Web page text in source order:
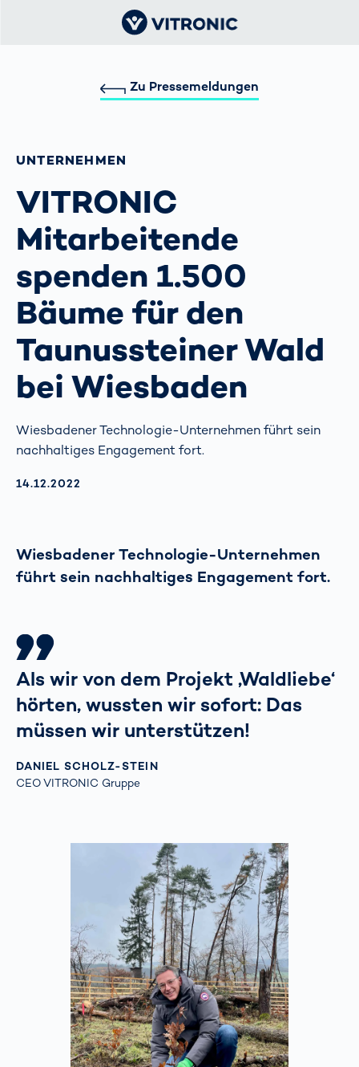
Zu Pressemeldungen
UNTERNEHMEN
VITRONIC
Mitarbeitende
spenden 1.500
Bäume für den
Taunussteiner Wald
bei Wiesbaden
Wiesbadener Technologie-Unternehmen führt sein
nachhaltiges Engagement fort.
AKTUALISIERT AM:
14.12.2022
Wiesbadener Technologie-Unternehmen
führt sein nachhaltiges Engagement fort.
Als wir von dem Projekt ‚Waldliebe‘
hörten, wussten wir sofort: Das
müssen wir unterstützen!
DANIEL SCHOLZ-STEIN
CEO VITRONIC Gruppe